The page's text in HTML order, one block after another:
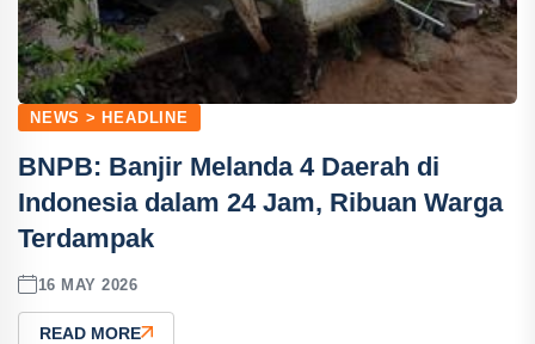
NEWS > HEADLINE
BNPB: Banjir Melanda 4 Daerah di
Indonesia dalam 24 Jam, Ribuan Warga
Terdampak
16 MAY 2026
READ MORE